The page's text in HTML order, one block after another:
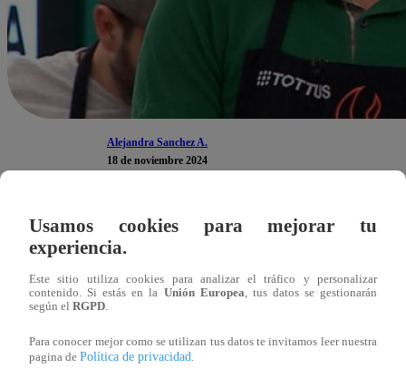
Alejandra Sanchez A.
18 de noviembre 2024
Tito Vega le rompió el corazón a Canchita Centeno en
La Academia”. El alumno juntó a
dejando de lado a la locutora, quien está “flechada” por
juntar a Erick con Raysa”, aseguró Tito. En ese
Usamos cookies para mejorar tu
experiencia.
Este sitio utiliza cookies para analizar el tráfico y personalizar
contenido. Si estás en la Unión Europea, tus datos se gestionarán
según el RGPD.
Para conocer mejor como se utilizan tus datos te invitamos leer nuestra
pagina de Política de privacidad.